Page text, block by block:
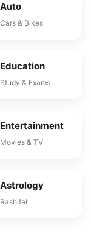
Auto
Cars & Bikes
Education
Study & Exams
Entertainment
Movies & TV
Astrology
Rashifal